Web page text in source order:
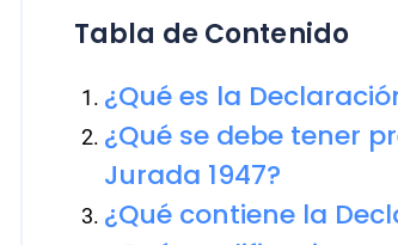
¿Qué se debe tener
Jurada 1947?
¿Qué contiene la
¿Qué modificaciones
para la Operación Renta